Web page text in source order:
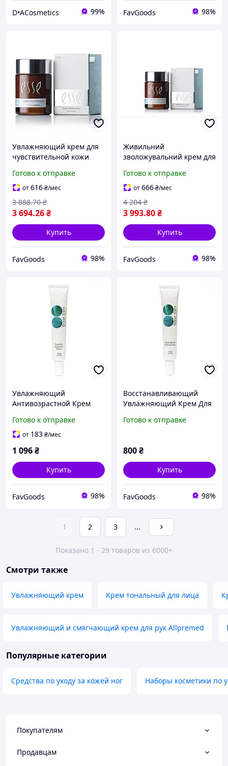
D•ACosmetics 99% FavGoods 98%
Увлажняющий крем для
чувствительной кожи
50 мл || Choice
Готово к отправке
от616₴/мес
3 694.26₴
3 888.70 ₴
Купить
FavGoods 98%
Живильний
зволожувальний крем для
Esse Sensitive Nourish
Moisturiser M2, 50 мл
Готово к отправке
от666₴/мес
3 993.80₴
4 204 ₴
Купить
FavGoods 98%
Увлажняющий
Антивозрастной Крем
Кожи Great Care Centella
Supreme Elixir (50 Мл)
Готово к отправке
от 183₴/мес
1 096₴
Купить
FavGoods 98%
Восстанавливающий
Увлажняющий Крем Для
Lipid Boost Cream (50 Мл)
Готово к отправке
800₴
Купить
FavGoods 98%
1 2 3 ...
Показано 1 - 29 товаров из 6000+
Смотри также
Увлажняющий крем Крем тональный для лица
Увлажняющий и смягчающий крем для рук Allpremed
Популярные категории
Средства по уходу за кожей ног Наборы косметики по
Покупателям
Продавцам